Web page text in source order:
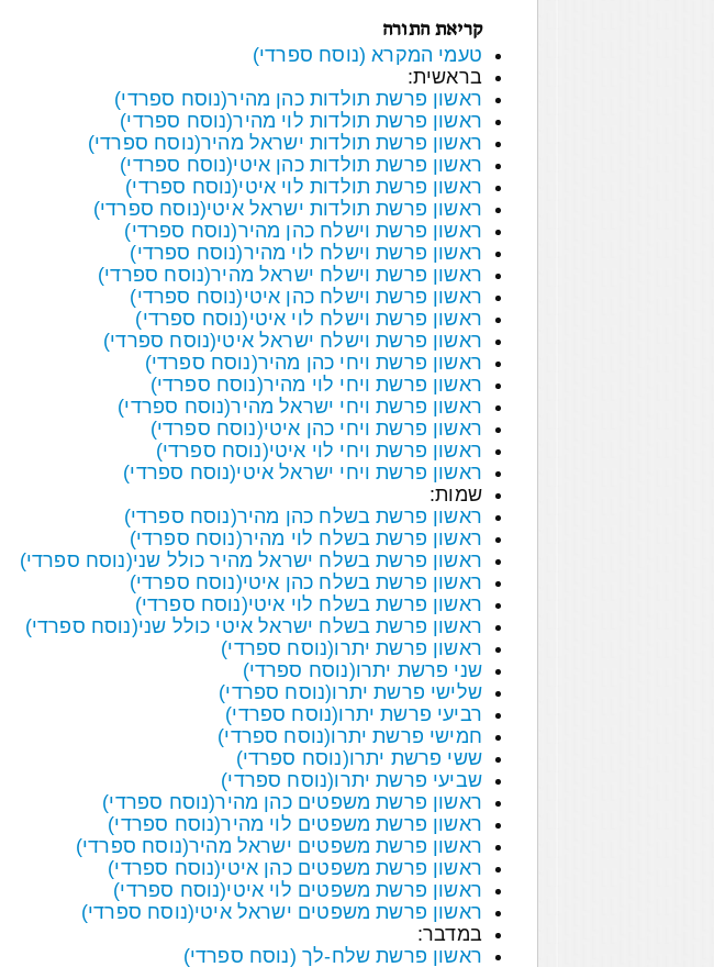
קריאת התורה
טעמי המקרא (נוסח ספרדי)
בראשית:
ראשון פרשת תולדות כהן מהיר(נוסח ספרדי)
ראשון פרשת תולדות לוי מהיר(נוסח ספרדי)
ראשון פרשת תולדות ישראל מהיר(נוסח ספרדי)
ראשון פרשת תולדות כהן איטי(נוסח ספרדי)
ראשון פרשת תולדות לוי איטי(נוסח ספרדי)
ראשון פרשת תולדות ישראל איטי(נוסח ספרדי)
ראשון פרשת וישלח כהן מהיר(נוסח ספרדי)
ראשון פרשת וישלח לוי מהיר(נוסח ספרדי)
ראשון פרשת וישלח ישראל מהיר(נוסח ספרדי)
ראשון פרשת וישלח כהן איטי(נוסח ספרדי)
ראשון פרשת וישלח לוי איטי(נוסח ספרדי)
ראשון פרשת וישלח ישראל איטי(נוסח ספרדי)
ראשון פרשת ויחי כהן מהיר(נוסח ספרדי)
ראשון פרשת ויחי לוי מהיר(נוסח ספרדי)
ראשון פרשת ויחי ישראל מהיר(נוסח ספרדי)
ראשון פרשת ויחי כהן איטי(נוסח ספרדי)
ראשון פרשת ויחי לוי איטי(נוסח ספרדי)
ראשון פרשת ויחי ישראל איטי(נוסח ספרדי)
שמות:
ראשון פרשת בשלח כהן מהיר(נוסח ספרדי)
ראשון פרשת בשלח לוי מהיר(נוסח ספרדי)
ראשון פרשת בשלח ישראל מהיר כולל שני(נוסח ספרדי)
ראשון פרשת בשלח כהן איטי(נוסח ספרדי)
ראשון פרשת בשלח לוי איטי(נוסח ספרדי)
ראשון פרשת בשלח ישראל איטי כולל שני(נוסח ספרדי)
ראשון פרשת יתרו(נוסח ספרדי)
שני פרשת יתרו(נוסח ספרדי)
שלישי פרשת יתרו(נוסח ספרדי)
רביעי פרשת יתרו(נוסח ספרדי)
חמישי פרשת יתרו(נוסח ספרדי)
ששי פרשת יתרו(נוסח ספרדי)
שביעי פרשת יתרו(נוסח ספרדי)
ראשון פרשת משפטים כהן מהיר(נוסח ספרדי)
ראשון פרשת משפטים לוי מהיר(נוסח ספרדי)
ראשון פרשת משפטים ישראל מהיר(נוסח ספרדי)
ראשון פרשת משפטים כהן איטי(נוסח ספרדי)
ראשון פרשת משפטים לוי איטי(נוסח ספרדי)
ראשון פרשת משפטים ישראל איטי(נוסח ספרדי)
במדבר:
ראשון פרשת שלח-לך (נוסח ספרדי)